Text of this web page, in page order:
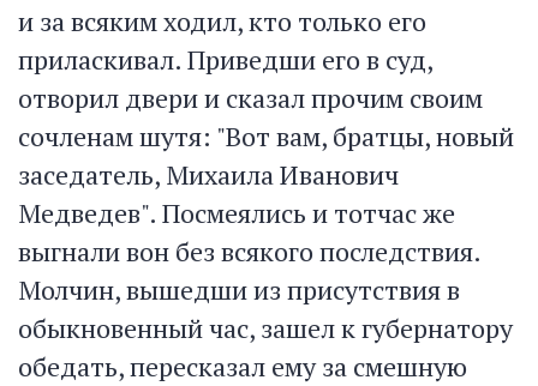
и за всяким ходил, кто только его
приласкивал. Приведши его в суд,
отворил двери и сказал прочим своим
сочленам шутя: "Вот вам, братцы, новый
заседатель, Михаила Иванович
Медведев". Посмеялись и тотчас же
выгнали вон без всякого последствия.
Молчин, вышедши из присутствия в
обыкновенный час, зашел к губернатору
обедать, пересказал ему за смешную